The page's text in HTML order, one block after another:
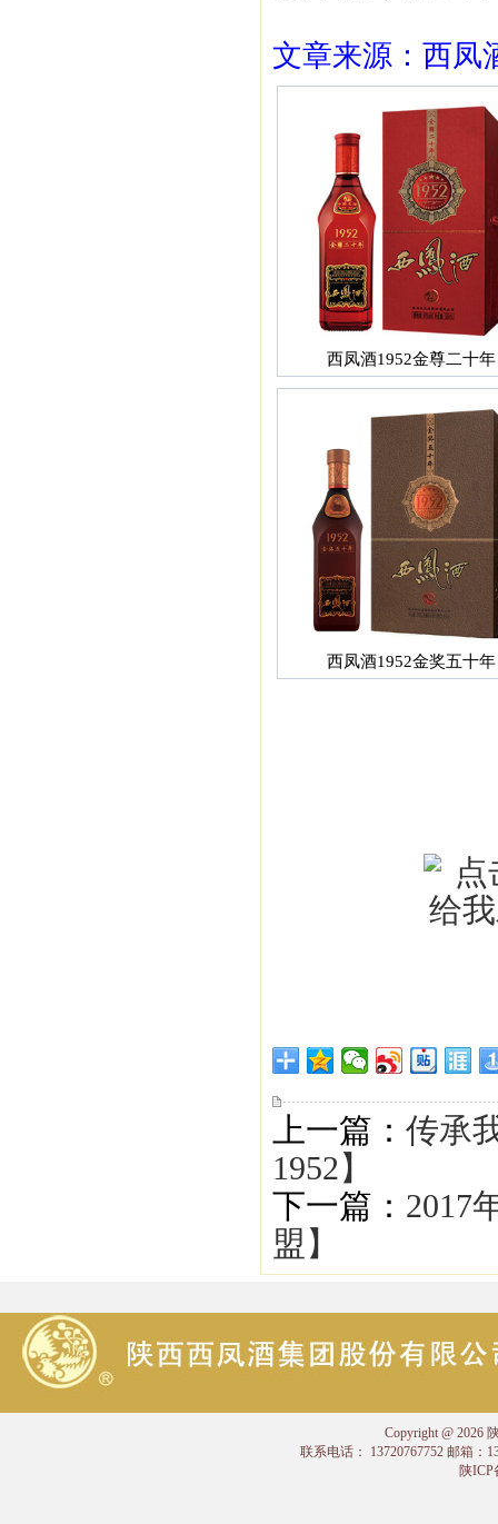
文章来源：西凤
西凤酒1952金尊二十年
西凤酒1952金奖五十年
上一篇： 传承
1952】
下一篇： 2017
盟】
Copyright @ 2026
联系电话： 13720767752 邮箱：
陕ICP